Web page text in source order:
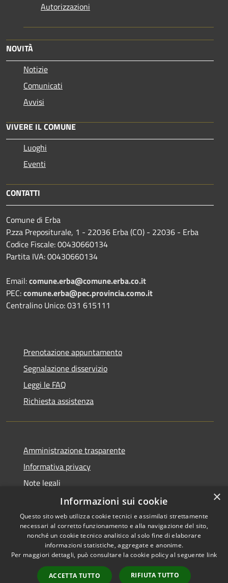
Autorizzazioni
NOVITÀ
Notizie
Comunicati
Avvisi
VIVERE IL COMUNE
Luoghi
Eventi
CONTATTI
Comune di Erba
P.zza Prepositurale, 1 - 22036 Erba (CO) - 22036 - Erba
Codice Fiscale: 00430660134
Partita IVA: 00430660134
Email:comune.erba@comune.erba.co.it
PEC:comune.erba@pec.provincia.como.it
Centralino Unico: 031 615111
Prenotazione appuntamento
Segnalazione disservizio
Leggi le FAQ
Richiesta assistenza
Amministrazione trasparente
Informativa privacy
Note legali
Dichiarazione di accessibilità
RSS
Accessibilità
Copyright © 2026 • Comune di
Municipium•
Accesso
×
Informazioni sui cookie
Questo sito web utilizza cookie tecnici e assimilati strettamente
necessari al corretto funzionamento e alla navigazione del sito,
nonché un cookie tecnico analitico al solo fine di elaborare
informazioni statistiche, aggregate e anonime.
Per maggiori dettagli, può consultare la cookie policy al seguente link
ACCETTA TUTTO RIFIUTA TUTTO